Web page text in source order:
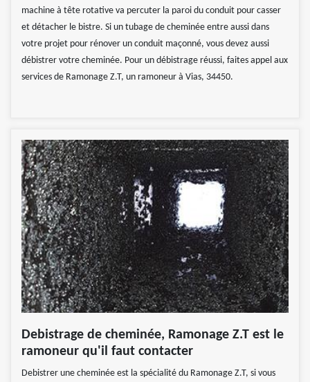
machine à tête rotative va percuter la paroi du conduit pour casser
et détacher le bistre. Si un tubage de cheminée entre aussi dans
votre projet pour rénover un conduit maçonné, vous devez aussi
débistrer votre cheminée. Pour un débistrage réussi, faites appel aux
services de Ramonage Z.T, un ramoneur à Vias, 34450.
Debistrage de cheminée, Ramonage Z.T est le
ramoneur qu'il faut contacter
Debistrer une cheminée est la spécialité du Ramonage Z.T, si vous